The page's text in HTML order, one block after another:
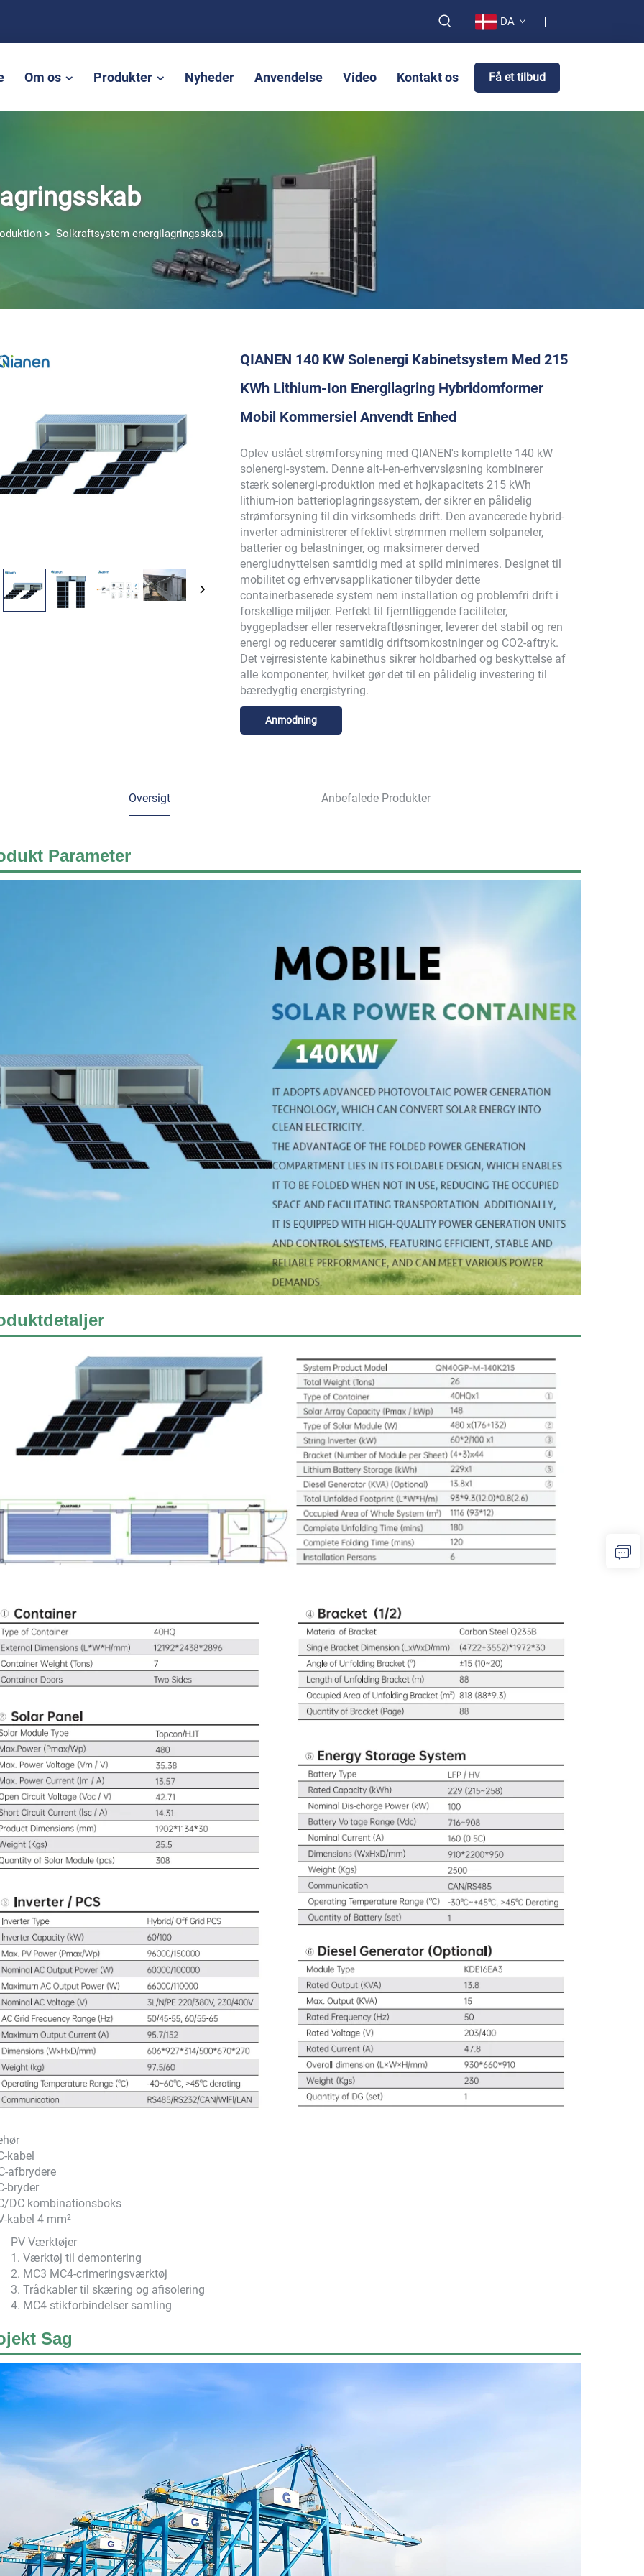
DA
Om os Produkter Nyheder Anvendelse Video Kontakt os Få et tilbud
> Solkraftsystem energilagringsskab
QIANEN 140 KW Solenergi Kabinetsystem Med 215
KWh Lithium-Ion Energilagring Hybridomformer
Mobil Kommersiel Anvendt Enhed
Oplev uslået strømforsyning med QIANEN's komplette 140 kW
solenergi-system. Denne alt-i-en-erhvervsløsning kombinerer
stærk solenergi-produktion med et højkapacitets 215 kWh
lithium-ion batterioplagringssystem, der sikrer en pålidelig
strømforsyning til din virksomheds drift. Den avancerede hybrid-
inverter administrerer effektivt strømmen mellem solpaneler,
batterier og belastninger, og maksimerer derved
energiudnyttelsen samtidig med at spild minimeres. Designet til
mobilitet og erhvervsapplikationer tilbyder dette
containerbaserede system nem installation og problemfri drift i
forskellige miljøer. Perfekt til fjerntliggende faciliteter,
byggepladser eller reservekraftløsninger, leverer det stabil og ren
energi og reducerer samtidig driftsomkostninger og CO2-aftryk.
Det vejrresistente kabinethus sikrer holdbarhed og beskyttelse af
alle komponenter, hvilket gør det til en pålidelig investering til
bæredygtig energistyring.
Anmodning
Oversigt Anbefalede Produkter
Parameter
kabel
afbrydere
bryder
DC kombinationsboks
kabel 4 mm²
PV Værktøjer
1. Værktøj til demontering
2. MC3 MC4-crimeringsværktøj
3. Trådkabler til skæring og afisolering
4. MC4 stikforbindelser samling
Sag